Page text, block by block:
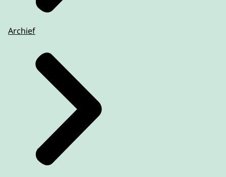
Archief